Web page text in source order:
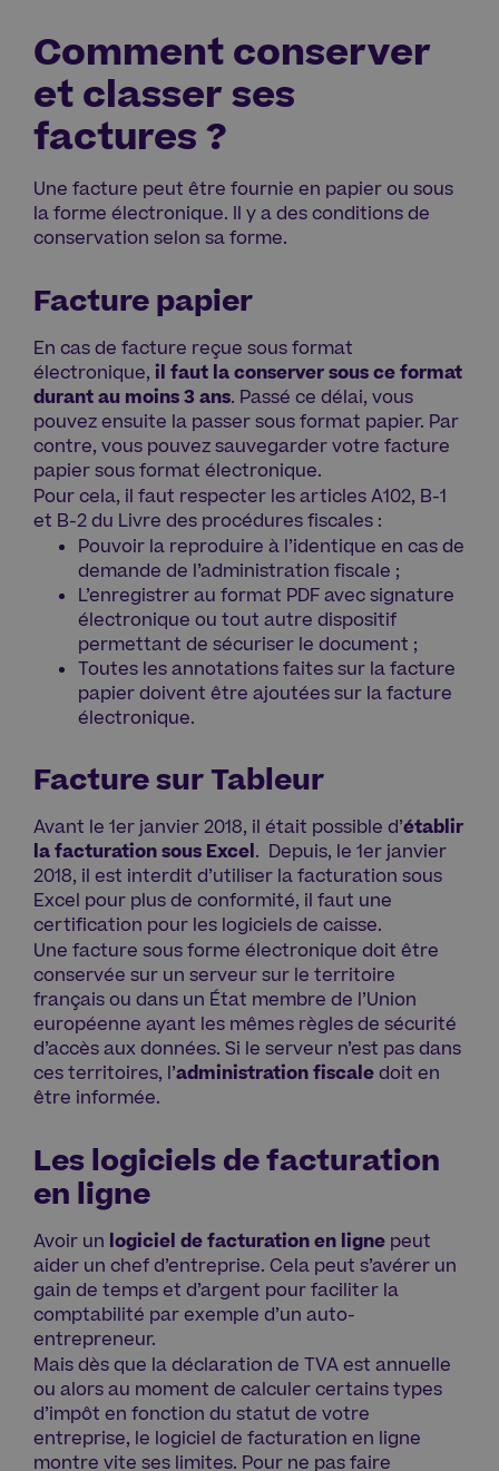
Comment conserver
et classer ses
factures ?
Une facture peut être fournie en papier ou sous
la forme électronique. Il y a des conditions de
conservation selon sa forme.
Facture papier
En cas de facture reçue sous format
électronique, il faut la conserver sous ce format
durant au moins 3 ans. Passé ce délai, vous
pouvez ensuite la passer sous format papier. Par
contre, vous pouvez sauvegarder votre facture
papier sous format électronique.
Pour cela, il faut respecter les articles A102, B-1
et B-2 du Livre des procédures fiscales :
Pouvoir la reproduire à l’identique en cas de
demande de l’administration fiscale ;
L’enregistrer au format PDF avec signature
électronique ou tout autre dispositif
permettant de sécuriser le document ;
Toutes les annotations faites sur la facture
papier doivent être ajoutées sur la facture
électronique.
Facture sur Tableur
Avant le 1er janvier 2018, il était possible d’établir
la facturation sous Excel. Depuis, le 1er janvier
2018, il est interdit d’utiliser la facturation sous
Excel pour plus de conformité, il faut une
certification pour les logiciels de caisse.
Une facture sous forme électronique doit être
conservée sur un serveur sur le territoire
français ou dans un État membre de l’Union
européenne ayant les mêmes règles de sécurité
d’accès aux données. Si le serveur n’est pas dans
ces territoires, l’administration fiscaledoit en
être informée.
Les logiciels de facturation
en ligne
Avoir un logiciel de facturation en ligne peut
aider un chef d’entreprise. Cela peut s’avérer un
gain de temps et d’argent pour faciliter la
comptabilité par exemple d’un auto-
entrepreneur.
Mais dès que la déclaration de TVA est annuelle
ou alors au moment de calculer certains types
d’impôt en fonction du statut de votre
entreprise, le logiciel de facturation en ligne
montre vite ses limites. Pour ne pas faire